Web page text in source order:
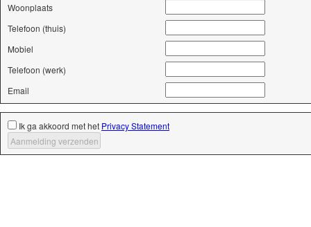
Woonplaats
Telefoon (thuis)
Mobiel
Telefoon (werk)
Email
Ik ga akkoord met het Privacy Statement